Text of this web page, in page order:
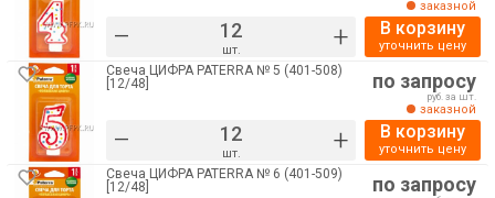
– шт. +
заказной
В корзину
уточнить цену
Свеча ЦИФРА PATERRA № 5 (401-508)
[12/48]
– шт. +
по запросу
руб. за шт.
заказной
В корзину
уточнить цену
Свеча ЦИФРА PATERRA № 6 (401-509)
[12/48]
по запросу